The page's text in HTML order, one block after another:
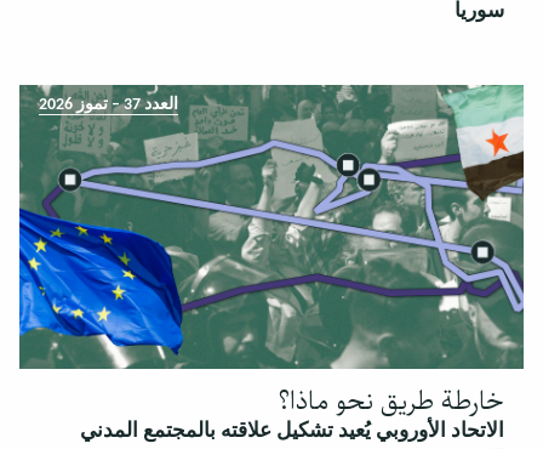
سوريا
العدد 37 – تموز 2026
خارطة طريق نحو ماذا؟
الاتحاد الأوروبي يُعيد تشكيل علاقته بالمجتمع المدني